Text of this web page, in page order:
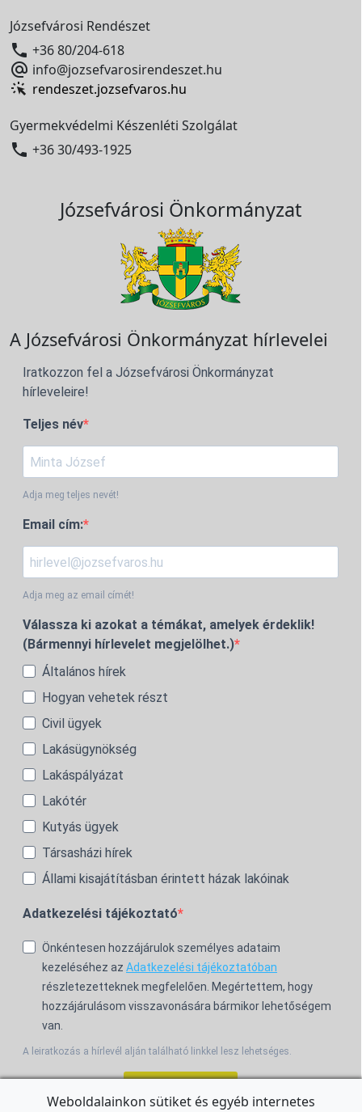
Józsefvárosi Rendészet
 +36 80/204-618
 info@jozsefvarosirendeszet.hu
rendeszet.jozsefvaros.hu
Gyermekvédelmi Készenléti Szolgálat
 +36 30/493-1925
Józsefvárosi Önkormányzat
A Józsefvárosi Önkormányzat hírlevelei
Iratkozzon fel a Józsefvárosi Önkormányzat
hírleveleire!
Teljes név
Adja meg teljes nevét!
Email cím:
Adja meg az email címét!
Válassza ki azokat a témákat, amelyek érdeklik!
(Bármennyi hírlevelet megjelölhet.)
Általános hírek
Hogyan vehetek részt
Civil ügyek
Lakásügynökség
Lakáspályázat
Lakótér
Kutyás ügyek
Társasházi hírek
Állami kisajátításban érintett házak lakóinak
Adatkezelési tájékoztató
Önkéntesen hozzájárulok személyes adataim
kezeléséhez az Adatkezelési tájékoztatóban
részletezetteknek megfelelően. Megértettem, hogy
hozzájárulásom visszavonására bármikor lehetőségem
van.
A leiratkozás a hírlevél alján található linkkel lesz lehetséges.
Weboldalainkon sütiket és egyéb internetes